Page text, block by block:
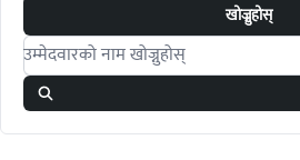
खोज्नुहोस्
Search candidates